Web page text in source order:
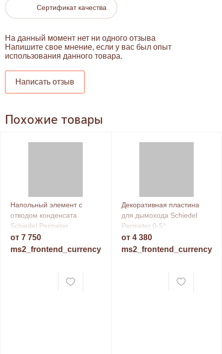
Сертификат качества
На данный момент нет ни одного отзыва
Напишите свое мнение, если у вас был опыт
использования данного товара.
Написать отзыв
Похожие товары
Напольный элемент с
отводом конденсата
Schiedel Permeter
от 7 750
ms2_frontend_currency
Декоративная пластина
для дымохода Schiedel
Permeter 0-5°
от 4 380
ms2_frontend_currency